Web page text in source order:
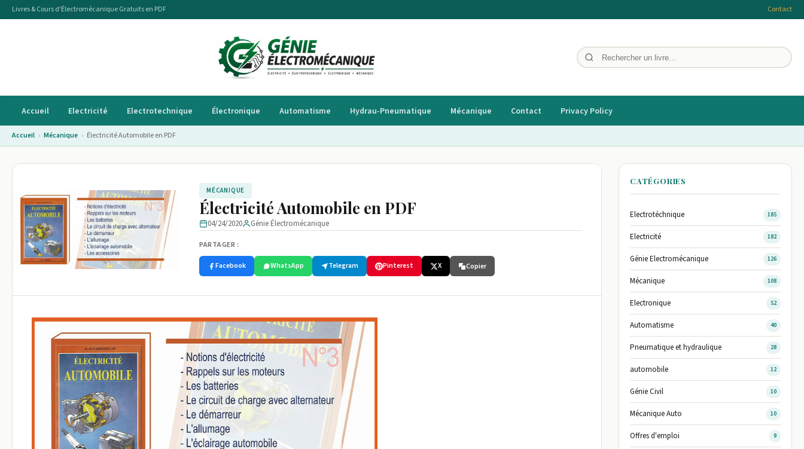
Livres & Cours d'Électromécanique Gratuits en PDF Contact
Accueil Electricité Electrotechnique Électronique Automatisme Hydrau-Pneumatique Mécanique Contact Privacy Policy
Accueil › Mécanique › Électricité Automobile en PDF
MÉCANIQUE
Électricité Automobile en PDF
04/24/2020 Génie Électromécanique
PARTAGER :
Facebook WhatsApp Telegram Pinterest X Copier
CATÉGORIES
Electrotéchnique 185
Electricité 182
Génie Electromécanique 126
Mécanique 108
Electronique 52
Automatisme 40
Pneumatique et hydraulique 28
automobile 12
Génie Civil 10
Mécanique Auto 10
Offres d'emploi 9